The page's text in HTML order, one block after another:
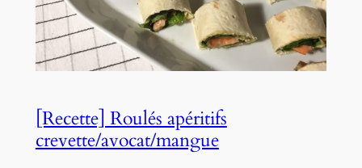
[Recette] Roulés apéritifs
crevette/avocat/mangue